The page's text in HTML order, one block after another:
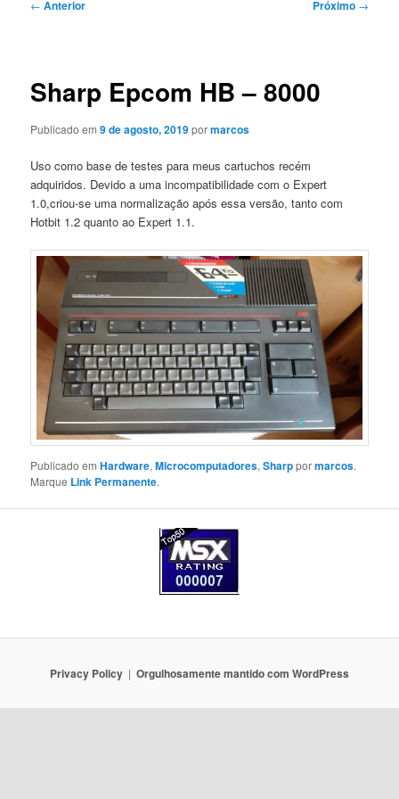
← Anterior Próximo →
Sharp Epcom HB – 8000
Publicado em9 de agosto, 2019pormarcos
Uso como base de testes para meus cartuchos recém
adquiridos. Devido a uma incompatibilidade com o Expert
1.0,criou-se uma normalização após essa versão, tanto com
Hotbit 1.2 quanto ao Expert 1.1.
Publicado emHardware,Microcomputadores,Sharppormarcos.
Marque Link Permanente.
Privacy Policy Orgulhosamente mantido com WordPress